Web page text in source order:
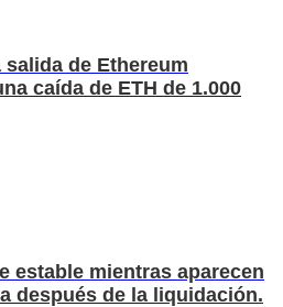
de Ethereum
caída de ETH de 1.000
estable mientras aparecen
después de la liquidación.